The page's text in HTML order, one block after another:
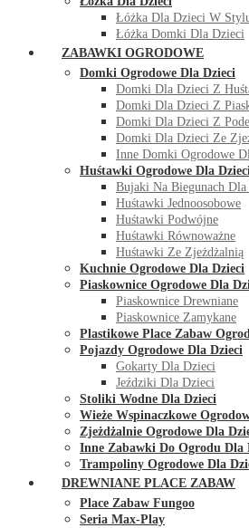
Łóżka Dla Dzieci W
Łóżka Domki Dla Dzieci
ZABAWKI OGRODOWE
Domki Ogrodowe Dla Dzieci
Domki Dla Dzieci Z
Domki Dla Dzieci Z
Domki Dla Dzieci Z
Domki Dla Dzieci Ze
Inne Domki Ogrodowe
Huśtawki Ogrodowe Dla
Bujaki Na Biegunach
Huśtawki Jednoosobowe
Huśtawki Podwójne
Huśtawki Równoważne
Huśtawki Ze Zjeżdżalnią
Kuchnie Ogrodowe Dla Dzieci
Piaskownice Ogrodowe Dla
Piaskownice Drewniane
Piaskownice Zamykane
Plastikowe Place Zabaw
Pojazdy Ogrodowe Dla Dzieci
Gokarty Dla Dzieci
Jeździki Dla Dzieci
Stoliki Wodne Dla Dzieci
Wieże Wspinaczkowe
Zjeżdżalnie Ogrodowe Dla
Inne Zabawki Do Ogrodu Dla
Trampoliny Ogrodowe Dla
DREWNIANE PLACE ZABAW
Place Zabaw Fungoo
Seria Max-Play